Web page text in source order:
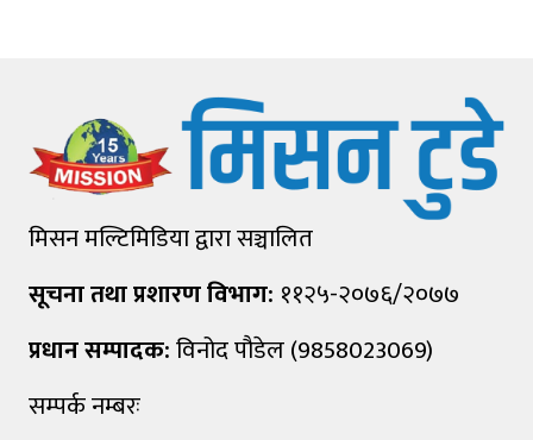
मिसन मल्टिमिडिया द्वारा सञ्चालित
सूचना तथा प्रशारण विभाग: ११२५-२०७६/२०७७
प्रधान सम्पादक:विनोद पौडेल (9858023069)
सम्पर्क नम्बरः